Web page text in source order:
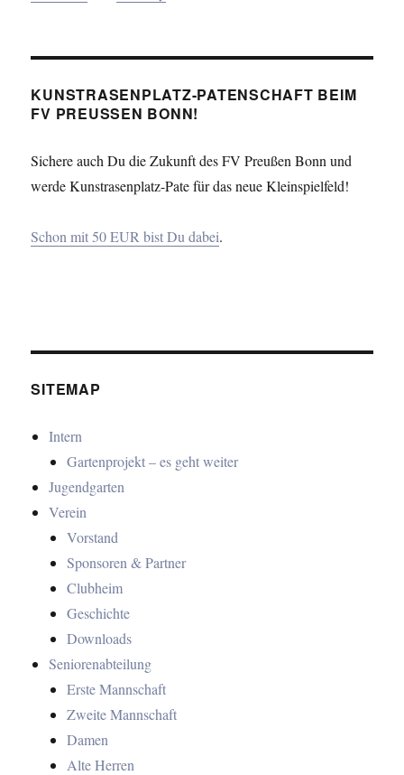
KUNSTRASENPLATZ-PATENSCHAFT BEIM
FV PREUSSEN BONN!
Sichere auch Du die Zukunft des FV Preußen Bonn und
werde Kunstrasenplatz-Pate für das neue Kleinspielfeld!
Schon mit 50 EUR bist Du dabei.
SITEMAP
Intern
Gartenprojekt – es geht weiter
Jugendgarten
Verein
Vorstand
Sponsoren & Partner
Clubheim
Geschichte
Downloads
Seniorenabteilung
Erste Mannschaft
Zweite Mannschaft
Damen
Alte Herren